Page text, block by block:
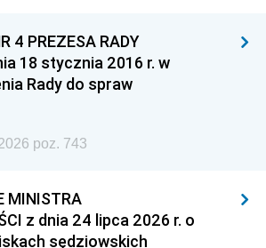
4 PREZESA RADY
18 stycznia 2016 r. w
Rady do spraw
poz. 743
MINISTRA
z dnia 24 lipca 2026 r. o
sędziowskich